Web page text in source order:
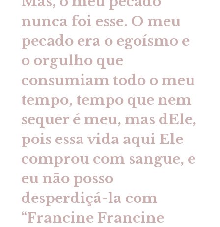
nunca foi esse. O meu
pecado era o egoísmo e
o orgulho que
consumiam todo o meu
tempo, tempo que nem
sequer é meu, mas dEle,
pois essa vida aqui Ele
comprou com sangue, e
eu não posso
desperdiçá-la com
“Francine Francine